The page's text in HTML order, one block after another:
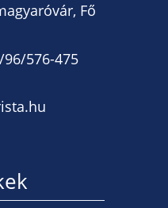
Fő
96/576-475